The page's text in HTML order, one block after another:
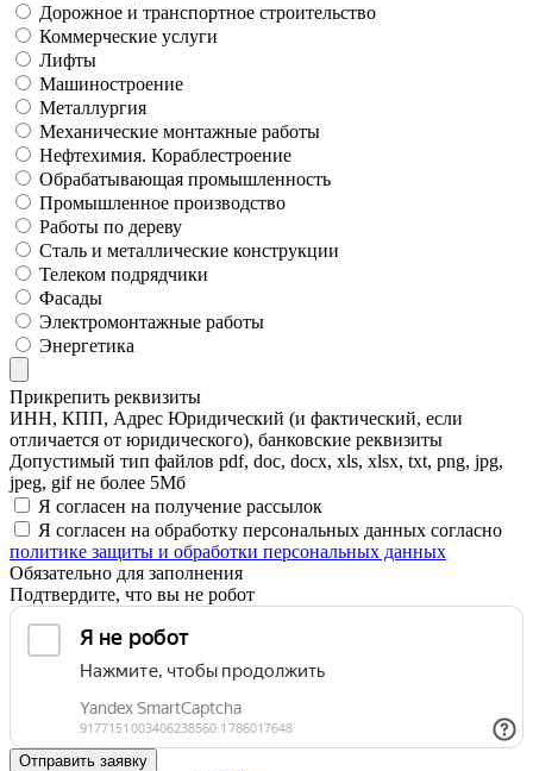
Дорожное и транспортное строительство
Коммерческие услуги
Лифты
Машиностроение
Металлургия
Механические монтажные работы
Нефтехимия. Кораблестроение
Обрабатывающая промышленность
Промышленное производство
Работы по дереву
Сталь и металлические конструкции
Телеком подрядчики
Фасады
Электромонтажные работы
Энергетика
Прикрепить реквизиты
ИНН, КПП, Адрес Юридический (и фактический, если
отличается от юридического), банковские реквизиты
Допустимый тип файлов pdf, doc, docx, xls, xlsx, txt, png, jpg,
jpeg, gif не более 5Мб
Я согласен на получение рассылок
Я согласен на обработку персональных данных согласно
политике защиты и обработки персональных данных
Обязательно для заполнения
Подтвердите, что вы не робот
Отправить заявку